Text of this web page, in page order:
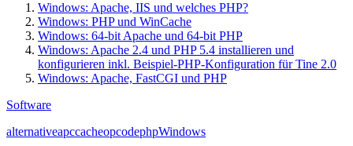
Windows: Apache, IIS und welches PHP?
Windows: PHP und WinCache
Windows: 64-bit Apache und 64-bit PHP
Windows: Apache 2.4 und PHP 5.4 installieren und
konfigurieren inkl. Beispiel-PHP-Konfiguration für Tine 2.0
Windows: Apache, FastCGI und PHP
Software
alternativeapccacheopcodephpWindows